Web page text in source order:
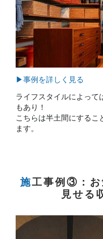
▶事例を詳しく見る
ライフスタイルによって
もあり！
こちらは半土間にするこ
ます。
施工事例③：お気に入りを並べて、
見せる